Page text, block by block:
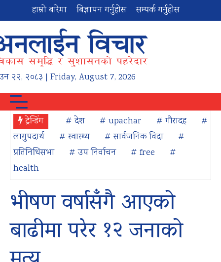
हाम्रो बारेमा बिज्ञापन गर्नुहोस सम्पर्क गर्नुहोस
२२, २०८३ | Friday, August 7, 2026
ट्रेन्डिंग # देश # upachar # गौरादह
#
लागुपदार्थ
# स्वास्थ्य # सार्वजनिक विदा
#
प्रतिनिधिसभा
# उप निर्वाचन # free
#
health
भीषण वर्षासँगै आएको
बाढीमा परेर १२ जनाको